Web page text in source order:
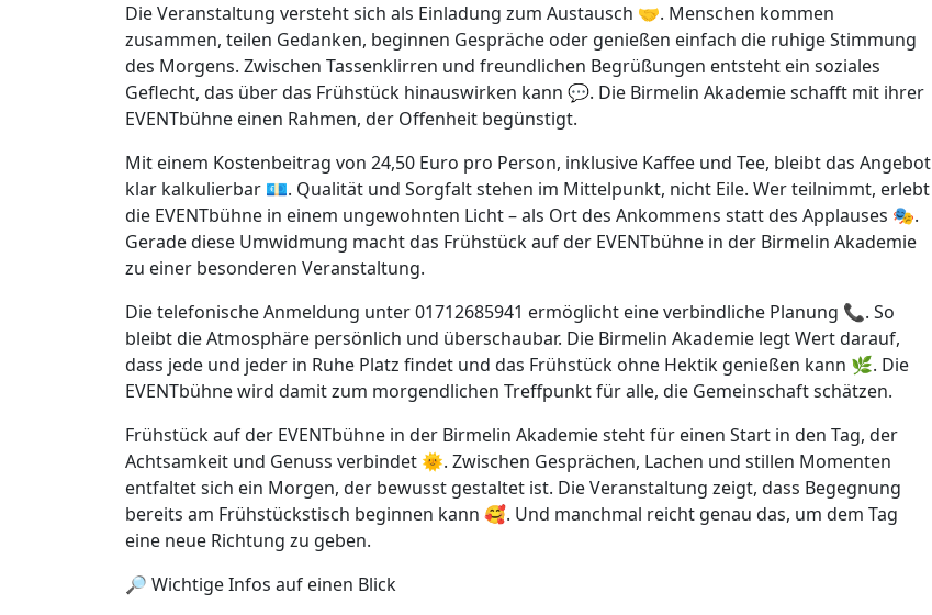
Die Veranstaltung versteht sich als Einladung zum Austausch 🤝. Menschen kommen
zusammen, teilen Gedanken, beginnen Gespräche oder genießen einfach die ruhige Stimmung
des Morgens. Zwischen Tassenklirren und freundlichen Begrüßungen entsteht ein soziales
Geflecht, das über das Frühstück hinauswirken kann 💬. Die Birmelin Akademie schafft mit ihrer
EVENTbühne einen Rahmen, der Offenheit begünstigt.
Mit einem Kostenbeitrag von 24,50 Euro pro Person, inklusive Kaffee und Tee, bleibt das Angebot
klar kalkulierbar 💶. Qualität und Sorgfalt stehen im Mittelpunkt, nicht Eile. Wer teilnimmt, erlebt
die EVENTbühne in einem ungewohnten Licht – als Ort des Ankommens statt des Applauses 🎭.
Gerade diese Umwidmung macht das Frühstück auf der EVENTbühne in der Birmelin Akademie
zu einer besonderen Veranstaltung.
Die telefonische Anmeldung unter 01712685941 ermöglicht eine verbindliche Planung 📞. So
bleibt die Atmosphäre persönlich und überschaubar. Die Birmelin Akademie legt Wert darauf,
dass jede und jeder in Ruhe Platz findet und das Frühstück ohne Hektik genießen kann 🌿. Die
EVENTbühne wird damit zum morgendlichen Treffpunkt für alle, die Gemeinschaft schätzen.
Frühstück auf der EVENTbühne in der Birmelin Akademie steht für einen Start in den Tag, der
Achtsamkeit und Genuss verbindet 🌞. Zwischen Gesprächen, Lachen und stillen Momenten
entfaltet sich ein Morgen, der bewusst gestaltet ist. Die Veranstaltung zeigt, dass Begegnung
bereits am Frühstückstisch beginnen kann 🥰. Und manchmal reicht genau das, um dem Tag
eine neue Richtung zu geben.
🔎 Wichtige Infos auf einen Blick